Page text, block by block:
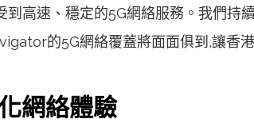
高速、穩定的5G網絡服務。我們持
的5G網絡覆蓋將面面俱到,讓香
網絡體驗